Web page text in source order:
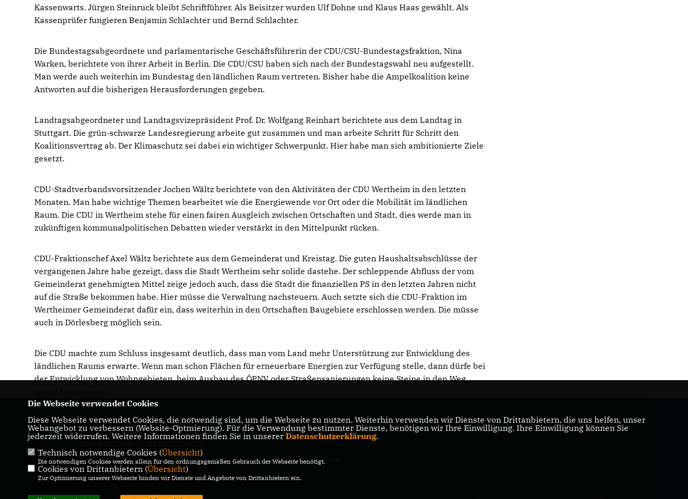
Kassenwarts. Jürgen Steinruck bleibt Schriftführer. Als Beisitzer wurden Ulf Dohne und Klaus Haas gewählt. Als
Kassenprüfer fungieren Benjamin Schlachter und Bernd Schlachter.
Die Bundestagsabgeordnete und parlamentarische Geschäftsführerin der CDU/CSU-Bundestagsfraktion, Nina
Warken, berichtete von ihrer Arbeit in Berlin. Die CDU/CSU haben sich nach der Bundestagswahl neu aufgestellt.
Man werde auch weiterhin im Bundestag den ländlichen Raum vertreten. Bisher habe die Ampelkoalition keine
Antworten auf die bisherigen Herausforderungen gegeben.
Landtagsabgeordneter und Landtagsvizepräsident Prof. Dr. Wolfgang Reinhart berichtete aus dem Landtag in
Stuttgart. Die grün-schwarze Landesregierung arbeite gut zusammen und man arbeite Schritt für Schritt den
Koalitionsvertrag ab. Der Klimaschutz sei dabei ein wichtiger Schwerpunkt. Hier habe man sich ambitionierte Ziele
gesetzt.
CDU-Stadtverbandsvorsitzender Jochen Wältz berichtete von den Aktivitäten der CDU Wertheim in den letzten
Monaten. Man habe wichtige Themen bearbeitet wie die Energiewende vor Ort oder die Mobilität im ländlichen
Raum. Die CDU in Wertheim stehe für einen fairen Ausgleich zwischen Ortschaften und Stadt, dies werde man in
zukünftigen kommunalpolitischen Debatten wieder verstärkt in den Mittelpunkt rücken.
CDU-Fraktionschef Axel Wältz berichtete aus dem Gemeinderat und Kreistag. Die guten Haushaltsabschlüsse der
vergangenen Jahre habe gezeigt, dass die Stadt Wertheim sehr solide dastehe. Der schleppende Abfluss der vom
Gemeinderat genehmigten Mittel zeige jedoch auch, dass die Stadt die finanziellen PS in den letzten Jahren nicht
auf die Straße bekommen habe. Hier müsse die Verwaltung nachsteuern. Auch setzte sich die CDU-Fraktion im
Wertheimer Gemeinderat dafür ein, dass weiterhin in den Ortschaften Baugebiete erschlossen werden. Die müsse
auch in Dörlesberg möglich sein.
Die CDU machte zum Schluss insgesamt deutlich, dass man vom Land mehr Unterstützung zur Entwicklung des
ländlichen Raums erwarte. Wenn man schon Flächen für erneuerbare Energien zur Verfügung stelle, dann dürfe bei
der Entwicklung von Wohngebieten, beim Ausbau des ÖPNV oder Straßensanierungen keine Steine in den Weg
Homepage der CDU Wertheim
KONTAKT
CDU Baden-Württemberg
CDU Deutschlands
© 2026 CDU Stadtverband Wertheim
Die Webseite verwendet Cookies
Diese Webseite verwendet Cookies, die notwendig sind, um die Webseite zu nutzen. Weiterhin verwenden wir Dienste von Drittanbietern, die uns helfen, unser
Webangebot zu verbessern (Website-Optmierung). Für die Verwendung bestimmter Dienste, benötigen wir Ihre Einwilligung. Ihre Einwilligung können Sie
jederzeit widerrufen. Weitere Informationen finden Sie in unserer Datenschutzerklärung.
Technisch notwendige Cookies (Übersicht)
Die notwendigen Cookies werden allein für den ordnungsgemäßen Gebrauch der Webseite benötigt.
Cookies von Drittanbietern (Übersicht)
Zur Optimierung unserer Webseite binden wir Dienste und Angebote von Drittanbietern ein.